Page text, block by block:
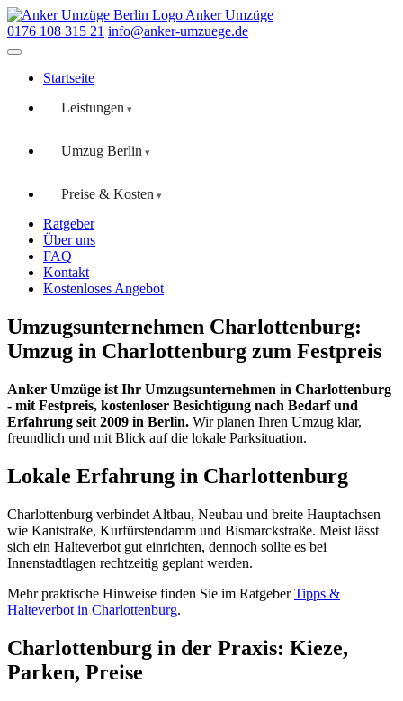
Anker Umzüge
0176 108 315 21 info@anker-umzuege.de
Startseite
Leistungen
Umzug Berlin
Preise & Kosten
Ratgeber
Über uns
FAQ
Kontakt
Kostenloses Angebot
Umzugsunternehmen Charlottenburg:
Umzug in Charlottenburg zum Festpreis
Anker Umzüge ist Ihr Umzugsunternehmen in Charlottenburg
- mit Festpreis, kostenloser Besichtigung nach Bedarf und
Erfahrung seit 2009 in Berlin. Wir planen Ihren Umzug klar,
freundlich und mit Blick auf die lokale Parksituation.
Lokale Erfahrung in Charlottenburg
Charlottenburg verbindet Altbau, Neubau und breite Hauptachsen
wie Kantstraße, Kurfürstendamm und Bismarckstraße. Meist lässt
sich ein Halteverbot gut einrichten, dennoch sollte es bei
Innenstadtlagen rechtzeitig geplant werden.
Mehr praktische Hinweise finden Sie im RatgeberTipps &
Halteverbot in Charlottenburg.
Charlottenburg in der Praxis: Kieze,
Parken, Preise